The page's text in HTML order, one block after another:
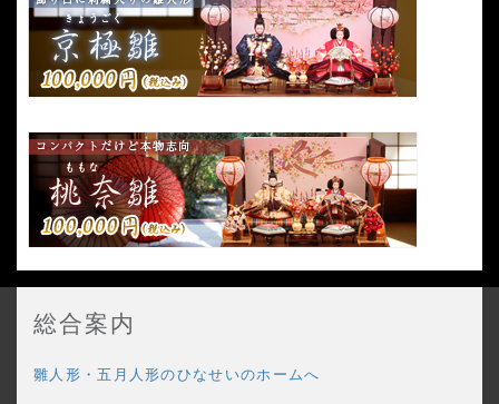
総合案内
雛人形・五月人形のひなせいのホームへ